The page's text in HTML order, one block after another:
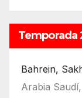
Temporada
Bahrein,
Arabia